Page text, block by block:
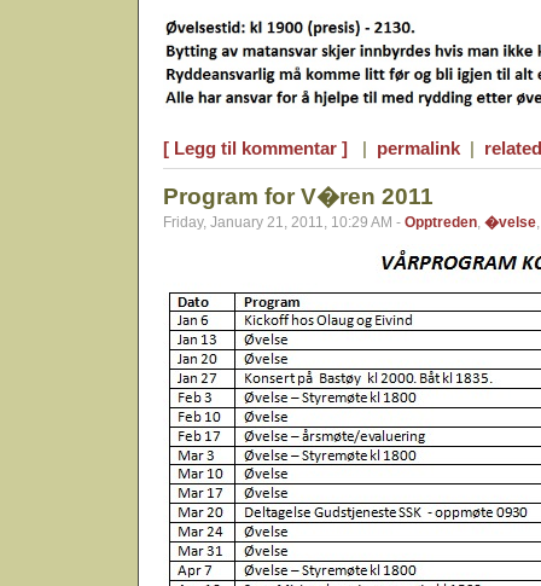
[ Legg til kommentar ] | permalink |
Program for V�ren 2011
Friday, January 21, 2011, 10:29 AM - Opptreden, �velse